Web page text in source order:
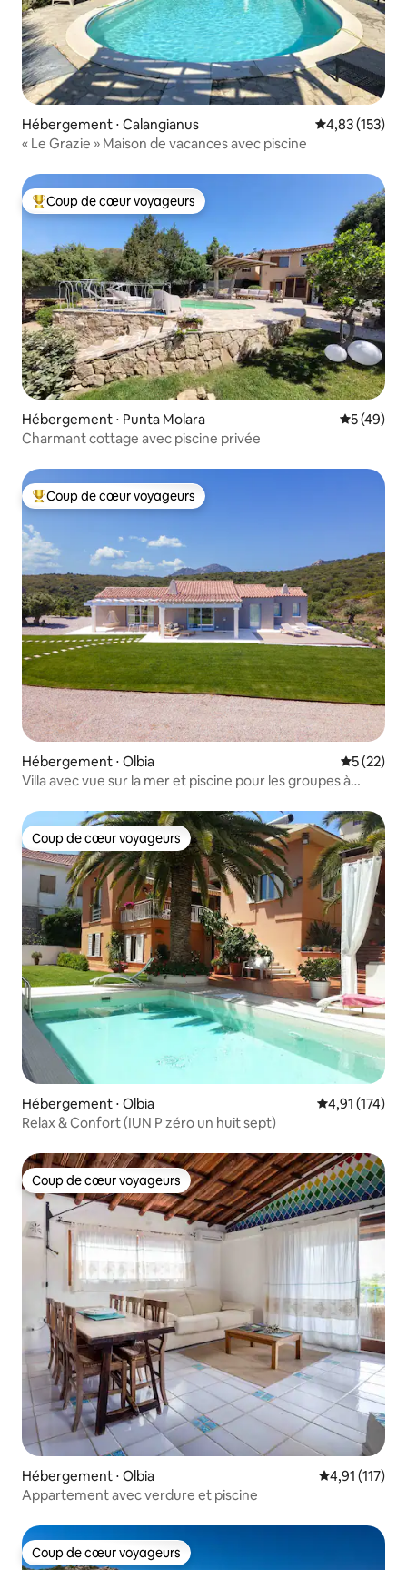
Hébergement ⋅ Calangianus Évaluation
4,83 (153)
« Le Grazie » Maison de vacances avec piscine
Coups de cœur voyageurs les plus appréciés
Coup de cœur voyageurs
Hébergement ⋅ Punta Molara
5 (49)
Charmant cottage avec piscine privée
Coups de cœur voyageurs les plus appréciés
Coup de cœur voyageurs
Hébergement ⋅ Olbia
5 (22)
Villa avec vue sur la mer et piscine pour les groupes à
Coup de cœur voyageurs
Coup de cœur voyageurs
Hébergement ⋅ Olbia Évaluation
4,91 (174)
Relax & Confort (IUN P zéro un huit sept)
Coup de cœur voyageurs
Coup de cœur voyageurs
Hébergement ⋅ Olbia Évaluation
4,91 (117)
Appartement avec verdure et piscine
Coup de cœur voyageurs
Coup de cœur voyageurs